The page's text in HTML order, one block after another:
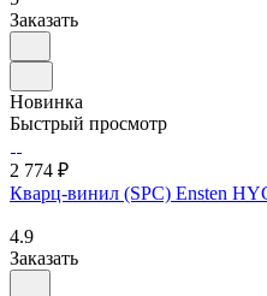
Заказать
Новинка
Быстрый просмотр
2 774 ₽
Кварц-винил (SPC) Ensten
4.9
Заказать